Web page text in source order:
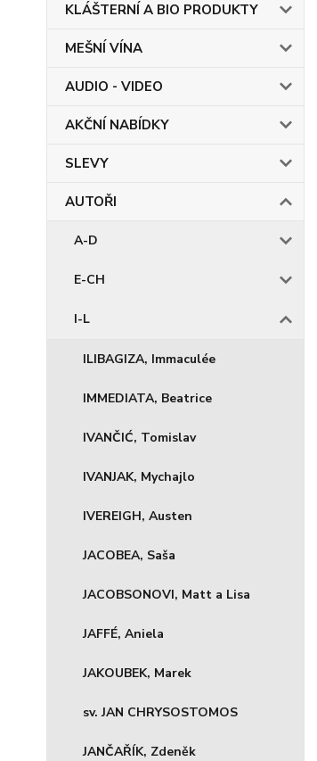
KLÁŠTERNÍ A BIO PRODUKTY
MEŠNÍ VÍNA
AUDIO - VIDEO
AKČNÍ NABÍDKY
SLEVY
AUTOŘI
A-D
E-CH
I-L
ILIBAGIZA, Immaculée
IMMEDIATA, Beatrice
IVANČIĆ, Tomislav
IVANJAK, Mychajlo
IVEREIGH, Austen
JACOBEA, Saša
JACOBSONOVI, Matt a Lisa
JAFFÉ, Aniela
JAKOUBEK, Marek
sv. JAN CHRYSOSTOMOS
JANČAŘÍK, Zdeněk